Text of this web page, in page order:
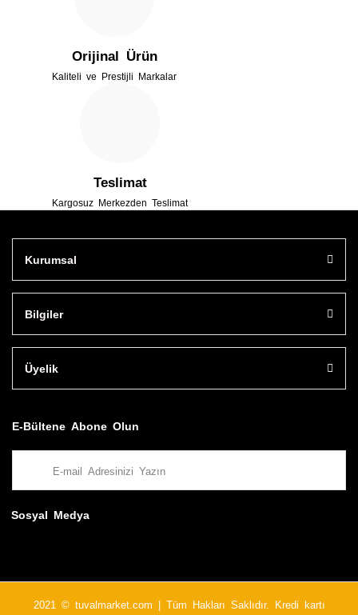
Orijinal Ürün
Kaliteli ve Prestijli Markalar
Teslimat
Kargosuz Merkezden Teslimat
Kurumsal
Bilgiler
Üyelik
E-Bültene Abone Olun
Sosyal Medya
2021 © tuvalmarket.com | Tüm Hakları Saklıdır. Kredi kartı